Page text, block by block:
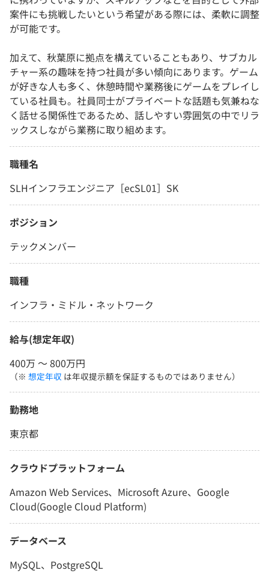
案件にも挑戦したいという希望がある際には、柔軟に調整
が可能です。
加えて、秋葉原に拠点を構えていることもあり、サブカル
チャー系の趣味を持つ社員が多い傾向にあります。ゲーム
が好きな人も多く、休憩時間や業務後にゲームをプレイし
ている社員も。社員同士がプライベートな話題も気兼ねな
く話せる関係性であるため、話しやすい雰囲気の中でリラ
ックスしながら業務に取り組めます。
職種名
SLHインフラエンジニア［ecSL01］SK
ポジション
テックメンバー
職種
インフラ・ミドル・ネットワーク
給与(想定年収)
400万 〜 800万円
（※ 想定年収 は年収提示額を保証するものではありません）
勤務地
東京都
クラウドプラットフォーム
Amazon Web Services、Microsoft Azure、Google
Cloud(Google Cloud Platform)
データベース
MySQL、PostgreSQL